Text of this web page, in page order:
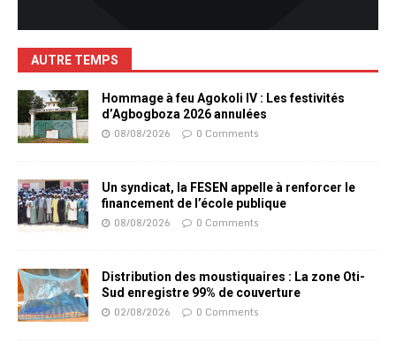
AUTRE TEMPS
Hommage à feu Agokoli IV : Les festivités
d’Agbogboza 2026 annulées
08/08/2026 0 Comments
Un syndicat, la FESEN appelle à renforcer le
financement de l’école publique
08/08/2026 0 Comments
Distribution des moustiquaires : La zone Oti-
Sud enregistre 99% de couverture
02/08/2026 0 Comments